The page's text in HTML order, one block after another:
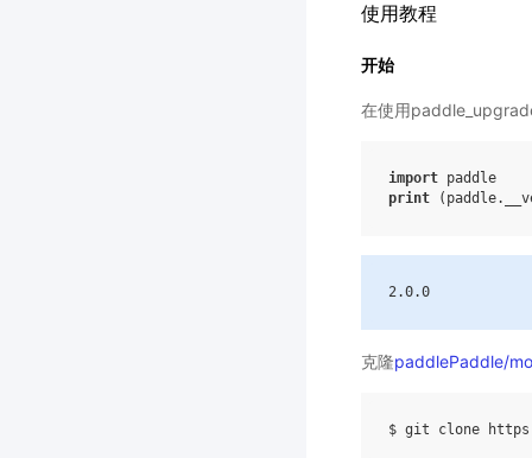
使用教程
开始
在使用
import paddle
print
( paddle.
2.0.0
克隆paddlePaddle/
$ git clone